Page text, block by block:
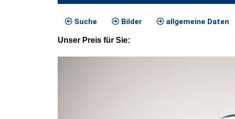
Suche Bilder allgemeine Daten
Unser Preis für Sie: